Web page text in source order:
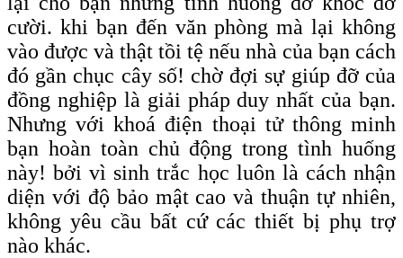
cười. khi bạn đến văn phòng mà lại không
vào được và thật tồi tệ nếu nhà của bạn cách
đó gần chục cây số! chờ đợi sự giúp đỡ của
đồng nghiệp là giải pháp duy nhất của bạn.
Nhưng với khoá điện thoại tử thông minh
bạn hoàn toàn chủ động trong tình huống
này! bởi vì sinh trắc học luôn là cách nhận
diện với độ bảo mật cao và thuận tự nhiên,
không yêu cầu bất cứ các thiết bị phụ trợ
nào khác.